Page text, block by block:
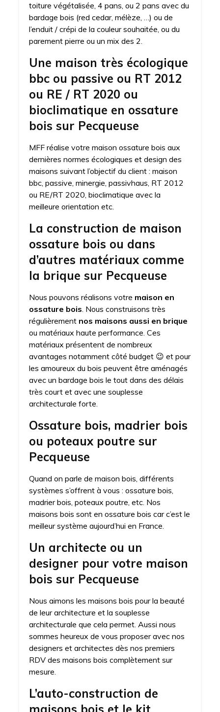
toiture végétalisée, 4 pans, ou 2 pans avec du
bardage bois (red cedar, mélèze, …) ou de
l’enduit / crépi de la couleur souhaitée, ou du
parement pierre ou un mix des 2.
Une maison très écologique
bbc ou passive ou RT 2012
ou RE / RT 2020 ou
bioclimatique en ossature
bois sur Pecqueuse
MFF réalise votre maison ossature bois aux
dernières normes écologiques et design des
maisons suivant l’objectif du client : maison
bbc, passive, minergie, passivhaus, RT 2012
ou RE/RT 2020, bioclimatique avec la
meilleure orientation etc.
La construction de maison
ossature bois ou dans
d’autres matériaux comme
la brique sur Pecqueuse
Nous pouvons réalisons votre maison en
ossature bois. Nous construisons très
régulièrement nos maisons aussi en brique
ou matériaux haute performance. Ces
matériaux présentent de nombreux
avantages notamment côté budget 😉 et pour
les amoureux du bois peuvent être aménagés
avec un bardage bois le tout dans des délais
très court et avec une souplesse
architecturale forte.
Ossature bois, madrier bois
ou poteaux poutre sur
Pecqueuse
Quand on parle de maison bois, différents
systèmes s’offrent à vous : ossature bois,
madrier bois, poteaux poutre, etc. Nos
maisons bois sont en ossature bois car c’est le
meilleur système aujourd’hui en France.
Un architecte ou un
designer pour votre maison
bois sur Pecqueuse
Nous aimons les maisons bois pour la beauté
de leur architecture et la souplesse
architecturale que cela permet. Aussi nous
sommes heureux de vous proposer avec nos
designers et architectes dès nos premiers
RDV des maisons bois complètement sur
mesure.
L’auto-construction de
maisons bois et le kit